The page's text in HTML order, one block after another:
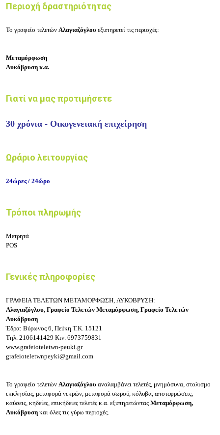
Περιοχή δραστηριότητας
Το γραφείο τελετών Αλαγιαζόγλου εξυπηρετεί τις περιοχές:
Μεταμόρφωση
Λυκόβρυση κ.α.
Γιατί να μας προτιμήσετε
30 χρόνια - Οικογενειακή επιχείρηση
Ωράριο λειτουργίας
24ώρες / 24ώρο
Τρόποι πληρωμής
Μετρητά
POS
Γενικές πληροφορίες
ΓΡΑΦΕΙΑ ΤΕΛΕΤΩΝ ΜΕΤΑΜΟΡΦΩΣΗ, ΛΥΚΟΒΡΥΣΗ:
Αλαγιαζόγλου, Γραφείο Τελετών Μεταμόρφωση, Γραφείο Τελετών
Λυκόβρυση
Έδρα: Βύρωνος 6, Πεύκη Τ.Κ. 15121
Τηλ. 2106141429 Κιν. 6973759831
www.grafeioteletwn-peuki.gr
grafeioteletwnpeyki@gmail.com
Το γραφείο τελετών Αλαγιαζόγλου αναλαμβάνει τελετές, μνημόσυνα, στολισμο
εκκλησίας, μεταφορά νεκρών, μεταφορά σωρού, κόλυβα, αποτεφρώσεις,
καύσεις, κηδείες, επικήδειες τελετές κ.α. εξυπηρετώντας Μεταμόρφωση,
Λυκόβρυση και όλες τις γύρω περιοχές.